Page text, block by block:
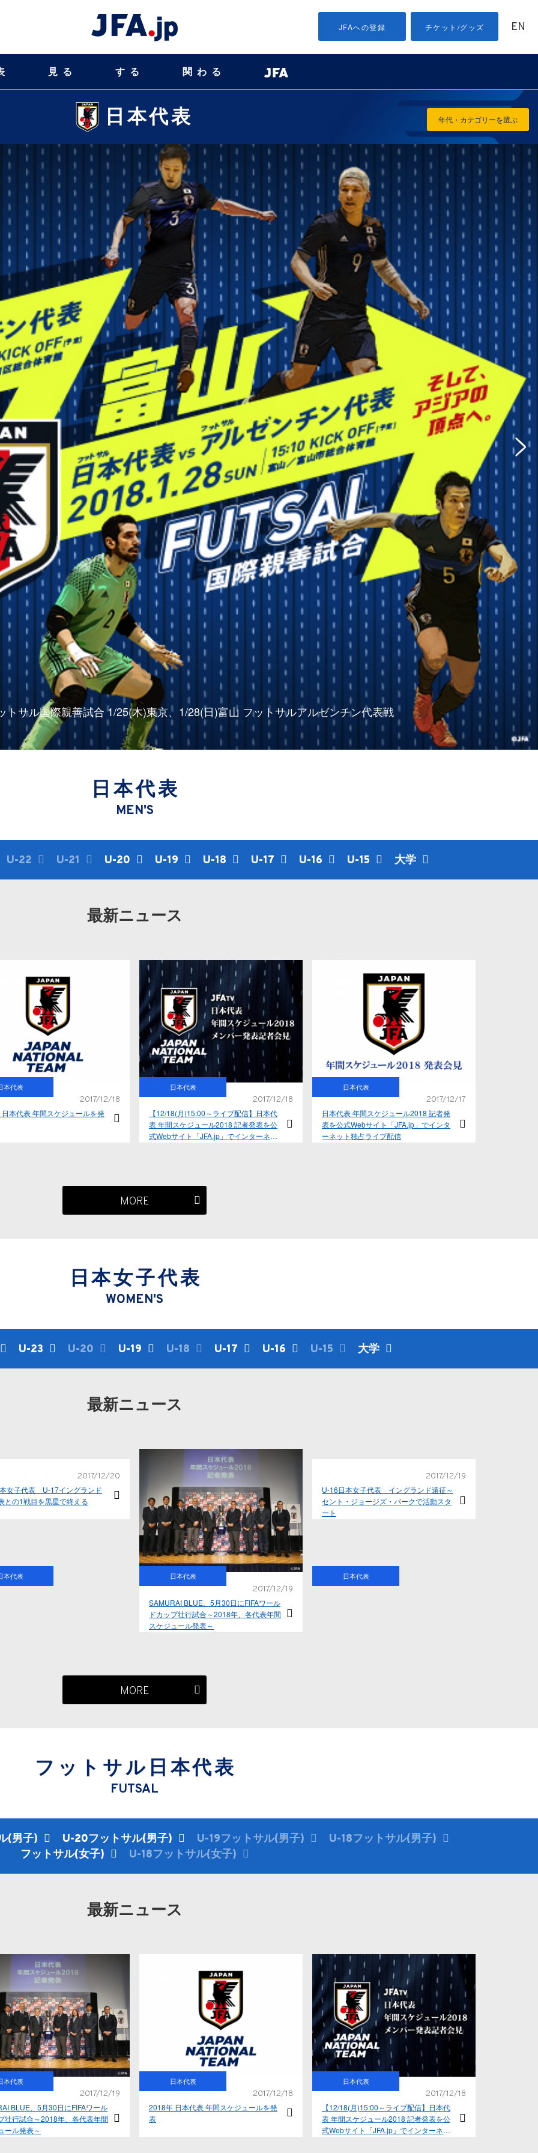
JFAへの登録 チケット/グッズ EN
見る する 関わる
日本代表 年代・カテゴリーを選ぶ
サル国際親善試合 1/25(木)東京、1/28(日)富山 フットサルアルゼンチン代表戦
日本代表
MEN'S
U-22 U-21 U-20 U-19 U-18 U-17 U-16 U-15 大学
最新ニュース
本代表
2017/12/18
本代表 年間スケジュールを発
日本代表
2017/12/18
【12/18(月)15:00～ライブ配信】日本代
表 年間スケジュール2018 記者発表を公
式Webサイト「JFA.jp」でインターネッ
日本代表
2017/12/17
日本代表 年間スケジュール2018 記者発
表を公式Webサイト「JFA.jp」でインタ
ーネット独占ライブ配信
MORE
日本女子代表
WOMEN'S
U-23 U-20 U-19 U-18 U-17 U-16 U-15 大学
最新ニュース
本代表
2017/12/20
女子代表 U-17イングランド
との1戦目を黒星で終える
日本代表
2017/12/19
SAMURAI BLUE、5月30日にFIFAワール
ドカップ壮行試合～2018年、各代表年間
スケジュール発表～
日本代表
2017/12/19
U-16日本女子代表 イングランド遠征～
セント・ジョージズ・パークで活動スタ
ート
MORE
フットサル日本代表
FUTSAL
(男子) U-20フットサル(男子) U-19フットサル(男子)
U-18フットサル(男子)
フットサル(女子)
U-18フットサル(女子)
最新ニュース
本代表
2017/12/19
BLUE、5月30日にFIFAワール
壮行試合～2018年、各代表年間
ール発表～
日本代表
2017/12/18
2018年 日本代表 年間スケジュールを発
表
日本代表
2017/12/18
【12/18(月)15:00～ライブ配信】日本代
表 年間スケジュール2018 記者発表を公
式Webサイト「JFA.jp」でインターネッ